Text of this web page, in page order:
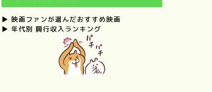
▶ 映画ファンが選んだおすすめ映画
▶ 年代別 興行収入ランキング